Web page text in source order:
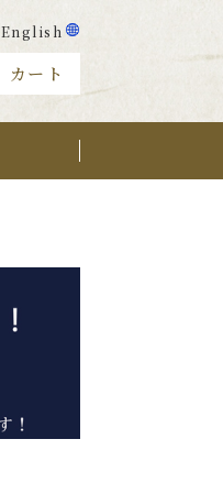
English
カート